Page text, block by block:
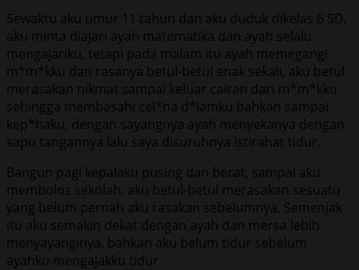
Sewaktu aku umur 11 tahun dan aku duduk dikelas 6 SD,
aku minta diajari ayah matematika dan ayah selalu
mengajariku, tetapi pada malam itu ayah memegangi
m*m*kku dan rasanya betul-betul enak sekali, aku betul
merasakan nikmat sampai keluar cairan dari m*m*kku
sehingga membasahi cel*na d*lamku bahkan sampai
kep*haku, dengan sayangnya ayah menyekanya dengan
sapu tangannya lalu saya disuruhnya istirahat tidur.
Bangun pagi kepalaku pusing dan berat, sampai aku
membolos sekolah, aku betul-betul merasakan sesuatu
yang belum pernah aku rasakan sebelumnya. Semenjak
itu aku semakin dekat dengan ayah dan mersa lebih
menyayanginya, bahkan aku belum tidur sebelum
ayahku mengajakku tidur.